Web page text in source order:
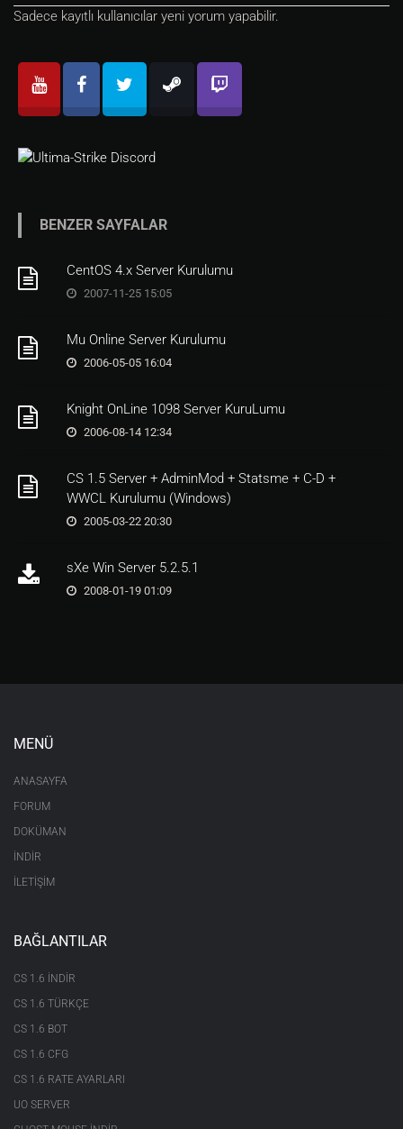
Sadece kayıtlı kullanıcılar yeni yorum yapabilir.
BENZER SAYFALAR
CentOS 4.x Server Kurulumu
2007-11-25 15:05
Mu Online Server Kurulumu
2006-05-05 16:04
Knight OnLine 1098 Server KuruLumu
2006-08-14 12:34
CS 1.5 Server + AdminMod + Statsme + C-D +
WWCL Kurulumu (Windows)
2005-03-22 20:30
sXe Win Server 5.2.5.1
2008-01-19 01:09
MENÜ
ANASAYFA
FORUM
DOKÜMAN
İNDİR
İLETİŞİM
BAĞLANTILAR
CS 1.6 INDIR
CS 1.6 TÜRKÇE
CS 1.6 BOT
CS 1.6 CFG
CS 1.6 RATE AYARLARI
UO SERVER